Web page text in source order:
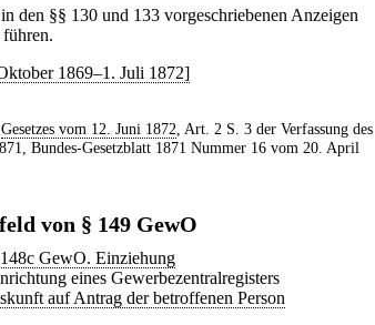
den §§ 130 und 133 vorgeschriebenen Anzeigen
1869–1. Juli 1872]
Gesetzes vom 12. Juni 1872, Art. 2 S. 3 der Verfassung des
Bundes-Gesetzblatt 1871 Nummer 16 vom 20. April
von § 149 GewO
GewO. Einziehung
eines Gewerbezentralregisters
auf Antrag der betroffenen Person